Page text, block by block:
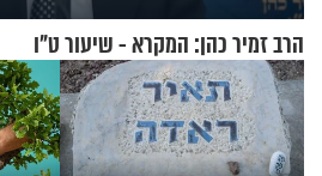
הרב זמיר כהן: המקרא - שיעור ט"ו